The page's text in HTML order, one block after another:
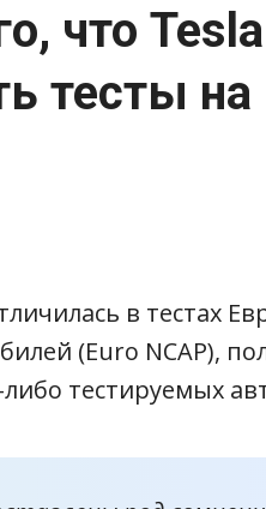
что Tesla
тесты на
в тестах
(Euro NCAP),
тестируемых